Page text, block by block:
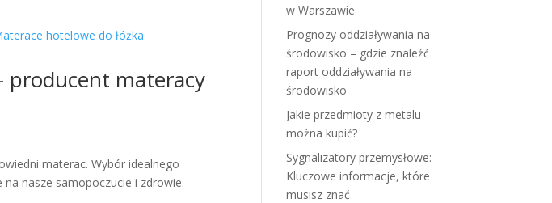
producent materacy
materac. Wybór idealnego
nasze samopoczucie i zdrowie.
w Warszawie
Prognozy oddziaływania na
środowisko – gdzie znaleźć
raport oddziaływania na
środowisko
Jakie przedmioty z metalu
można kupić?
Sygnalizatory przemysłowe:
Kluczowe informacje, które
musisz znać